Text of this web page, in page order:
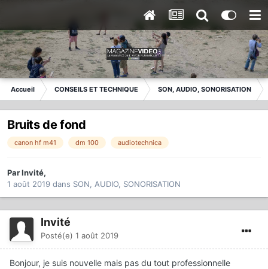
Accueil CONSEILS ET TECHNIQUE SON, AUDIO, SONORISATION
Bruits de fond
canon hf m41 dm 100 audiotechnica
ParInvité,
1 août 2019 dans SON, AUDIO, SONORISATION
Invité
Posté(e) 1 août 2019
Bonjour, je suis nouvelle mais pas du tout professionnelle